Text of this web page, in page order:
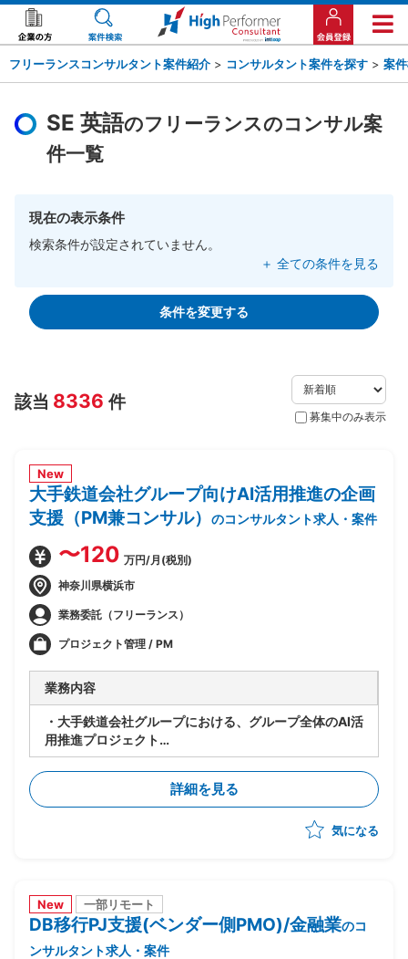
フリーランスコンサルタント案件紹介 > コンサルタント案件を探す > 案
SE 英語のフリーランスのコンサル案
件一覧
現在の表示条件
検索条件が設定されていません。
＋ 全ての条件を見る
条件を変更する
該当 8336 件
募集中のみ表示
New
大手鉄道会社グループ向けAI活用推進の企画
支援（PM兼コンサル）
のコンサルタント求人・案件
〜120 万円/月(税別)
神奈川県横浜市
業務委託（フリーランス）
プロジェクト管理 / PM
業務内容
・大手鉄道会社グループにおける、グループ全体のAI活
用推進プロジェクト
・要件が固まっていない段階から顧客に入り、業務プロ
セスの整理とAI活用方針の設計を担当
・顧客の業務プロセスのヒアリング・可視化・整理
・課題の洗い出しと、AI活用による解決可能性の見極
ダーマネジメント
・後続フェーズに向けた要件整理と、開発チームへの引
詳細を見る
気になる
New 一部リモート
DB移行PJ支援(ベンダー側PMO)/金融業のコ
ンサルタント求人・案件